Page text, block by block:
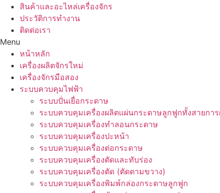
สินค้าและอะไหล่เครื่องจักร
ประวัติการทำงาน
ติดต่อเรา
Menu
หน้าหลัก
เครื่องผลิตจักรใหม่
เครื่องจักรมือสอง
ระบบควบคุมไฟฟ้า
ระบบปั่นเยื่อกระดาษ
ระบบควบคุมเครื่องผลิตแผ่นกระดาษลูกฟูกทั้งสายกา
ระบบควบคุมเครื่องทำลอนกระดาษ
ระบบควบคุมเครื่องปะหน้า
ระบบควบคุมเครื่องต่อกระดาษ
ระบบควบคุมเครื่องตัดและทับร่อง
ระบบควบคุมเครื่องตัด (ตัดตามขวาง)
ระบบควบคุมเครื่องพิมพ์กล่องกระดาษลูกฟูก